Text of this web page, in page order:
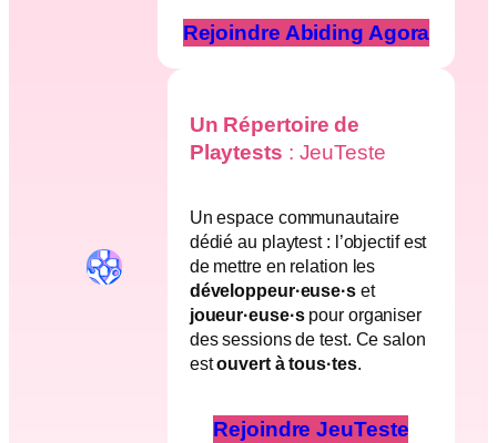
Rejoindre Abiding Agora
Un Répertoire de
Playtests : JeuTeste
Un espace communautaire
dédié au playtest : l’objectif est
de mettre en relation les
développeur·euse·set
joueur·euse·spour organiser
des sessions de test. Ce salon
estouvert à tous·tes.
Rejoindre JeuTeste